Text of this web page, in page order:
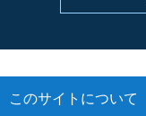
このサイトについて